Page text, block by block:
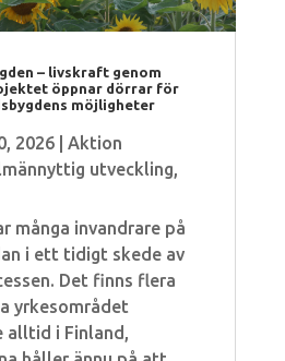
– livskraft genom
öppnar dörrar för
möjligheter
2026| Aktion
utveckling,
många invandrare på
i ett tidigt skede av
Det finns flera
yrkesområdet
alltid i Finland,